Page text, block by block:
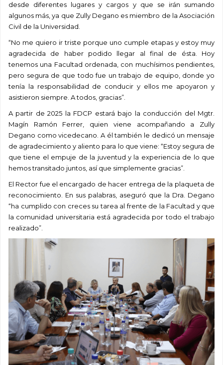
desde diferentes lugares y cargos y que se irán sumando
algunos más, ya que Zully Degano es miembro de la Asociación
Civil de la Universidad.
“No me quiero ir triste porque uno cumple etapas y estoy muy
agradecida de haber podido llegar al final de ésta. Hoy
tenemos una Facultad ordenada, con muchísimos pendientes,
pero segura de que todo fue un trabajo de equipo, donde yo
tenía la responsabilidad de conducir y ellos me apoyaron y
asistieron siempre. A todos, gracias”.
A partir de 2025 la FDCP estará bajo la conducción del Mgtr.
Magín Ramón Ferrer, quien viene acompañando a Zully
Degano como vicedecano. A él también le dedicó un mensaje
de agradecimiento y aliento para lo que viene: “Estoy segura de
que tiene el empuje de la juventud y la experiencia de lo que
hemos transitado juntos, así que simplemente gracias”.
El Rector fue el encargado de hacer entrega de la plaqueta de
reconocimiento. En sus palabras, aseguró que la Dra. Degano
“ha cumplido con creces su tarea al frente de la Facultad y que
la comunidad universitaria está agradecida por todo el trabajo
realizado”.